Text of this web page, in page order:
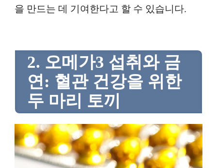
을 만드는 데 기여한다고 할 수 있습니다.
2. 오메가3 섭취와 금
연: 혈관 건강을 위한
두 마리 토끼